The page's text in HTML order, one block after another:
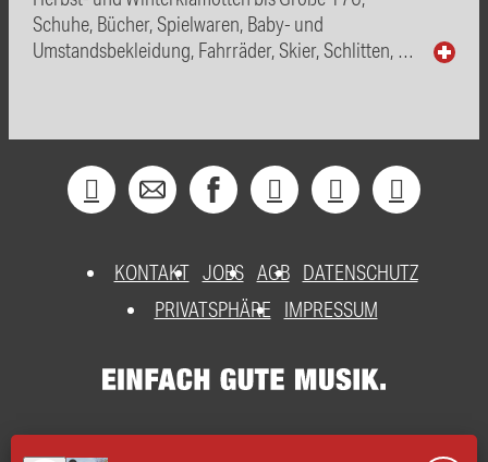
Schuhe, Bücher, Spielwaren, Baby- und
Umstandsbekleidung, Fahrräder, Skier, Schlitten, …
KONTAKT JOBS AGB DATENSCHUTZ
PRIVATSPHÄRE
IMPRESSUM